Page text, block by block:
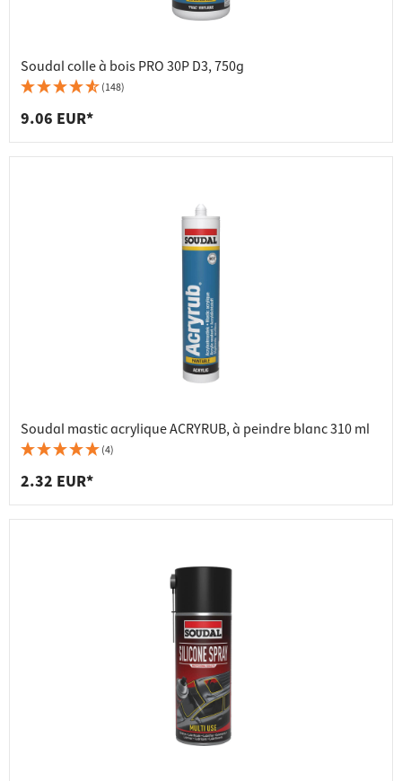
Soudal colle à bois PRO 30P D3, 750g
(148)
9.06 EUR*
Soudal mastic acrylique ACRYRUB, à peindre blanc 310 ml
(4)
2.32 EUR*